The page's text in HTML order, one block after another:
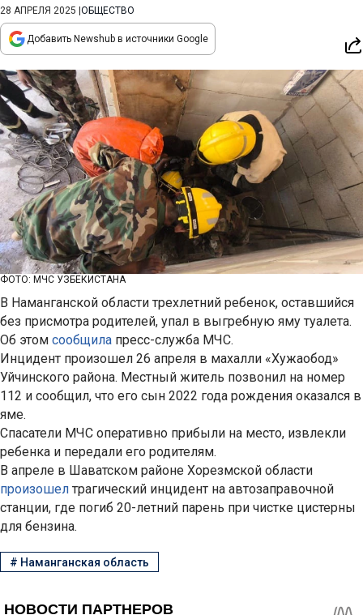
28 АПРЕЛЯ 2025 ОБЩЕСТВО
Добавить Newshub в источники Google
ФОТО: МЧС УЗБЕКИСТАНА
В Наманганской области трехлетний ребенок, оставшийся
без присмотра родителей, упал в выгребную яму туалета.
Об этом сообщила пресс-служба МЧС.
Инцидент произошел 26 апреля в махалли «Хужаобод»
Уйчинского района. Местный житель позвонил на номер
112 и сообщил, что его сын 2022 года рождения оказался в
яме.
Спасатели МЧС оперативно прибыли на место, извлекли
ребенка и передали его родителям.
В апреле в Шаватском районе Хорезмской области
произошел трагический инцидент на автозаправочной
станции, где погиб 20-летний парень при чистке цистерны
для бензина.
# Наманганская область